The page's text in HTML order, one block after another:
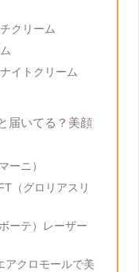
クリーム
イトクリーム
届いてる？美顔
ーニ）
（グロリアスリ
ーテ）レーザー
アクロモールで美